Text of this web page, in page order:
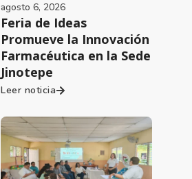
agosto 6, 2026
Feria de Ideas
Promueve la Innovación
Farmacéutica en la Sede
Jinotepe
Leer noticia